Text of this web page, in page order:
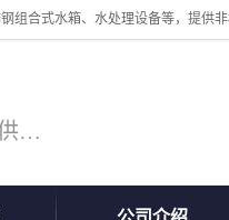
主营产品：换热器 板式换热器 换热机组 供水设备 水处理设备